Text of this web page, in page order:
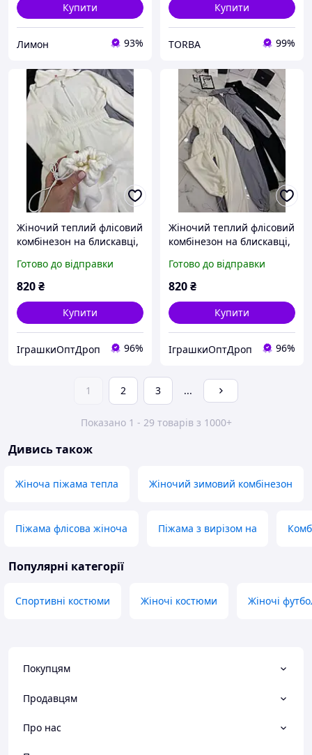
Купити
Лимон 93%
Купити
TORBA 99%
Жіночий теплий флісовий
комбінезон на блискавці,
46
Готово до відправки
820₴
Купити
ІграшкиОптДроп 96%
Жіночий теплий флісовий
комбінезон на блискавці,
50
Готово до відправки
820₴
Купити
ІграшкиОптДроп 96%
1 2 3 ...
Показано 1 - 29 товарів з 1000+
Дивись також
Жіноча піжама тепла Жіночий зимовий комбінезон
Піжама флісова жіноча Піжама з вирізом на
Популярні категорії
Спортивні костюми Жіночі костюми Жіночі
Покупцям
Продавцям
Про нас